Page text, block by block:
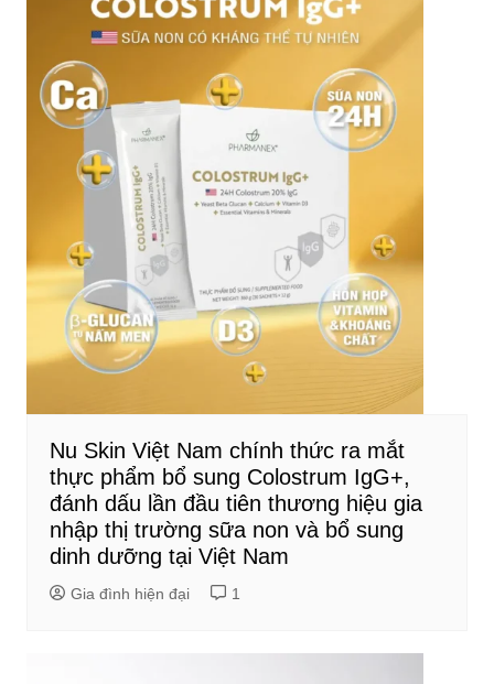
Nu Skin Việt Nam chính thức ra mắt
thực phẩm bổ sung Colostrum IgG+,
đánh dấu lần đầu tiên thương hiệu gia
nhập thị trường sữa non và bổ sung
dinh dưỡng tại Việt Nam
Gia đình hiện đại 1